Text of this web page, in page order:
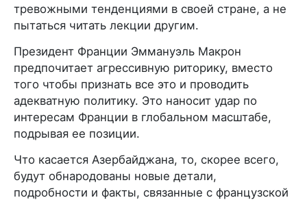
тревожными тенденциями в своей стране, а не
пытаться читать лекции другим.
Президент Франции Эммануэль Макрон
предпочитает агрессивную риторику, вместо
того чтобы признать все это и проводить
адекватную политику. Это наносит удар по
интересам Франции в глобальном масштабе,
подрывая ее позиции.
Что касается Азербайджана, то, скорее всего,
будут обнародованы новые детали,
подробности и факты, связанные с французской